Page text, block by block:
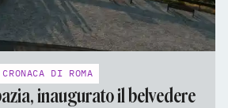
CRONACA DI ROMA
inaugurato il belvedere